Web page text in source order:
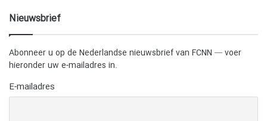
Nieuwsbrief
Abonneer u op de Nederlandse nieuwsbrief van FCNN — voer
hieronder uw e-mailadres in.
E-mailadres